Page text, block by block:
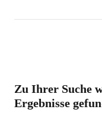
Zu Ihrer Suche
Ergebnisse